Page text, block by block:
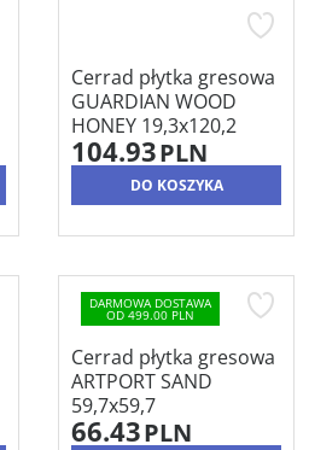
Cerrad płytka gresowa
GUARDIAN WOOD
HONEY 19,3x120,2
104.93PLN
DO KOSZYKA
DARMOWA DOSTAWA
OD 499.00 PLN
Cerrad płytka gresowa
ARTPORT SAND
59,7x59,7
66.43PLN